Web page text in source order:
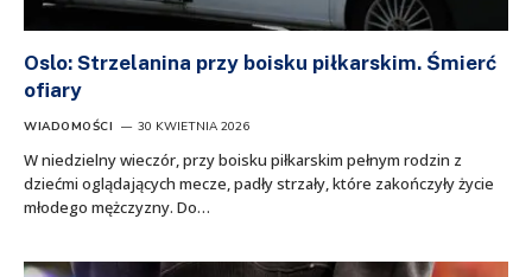
Oslo: Strzelanina przy boisku piłkarskim. Śmierć
ofiary
WIADOMOŚCI 30 KWIETNIA 2026
W niedzielny wieczór, przy boisku piłkarskim pełnym rodzin z
dziećmi oglądających mecze, padły strzały, które zakończyły życie
młodego mężczyzny. Do…